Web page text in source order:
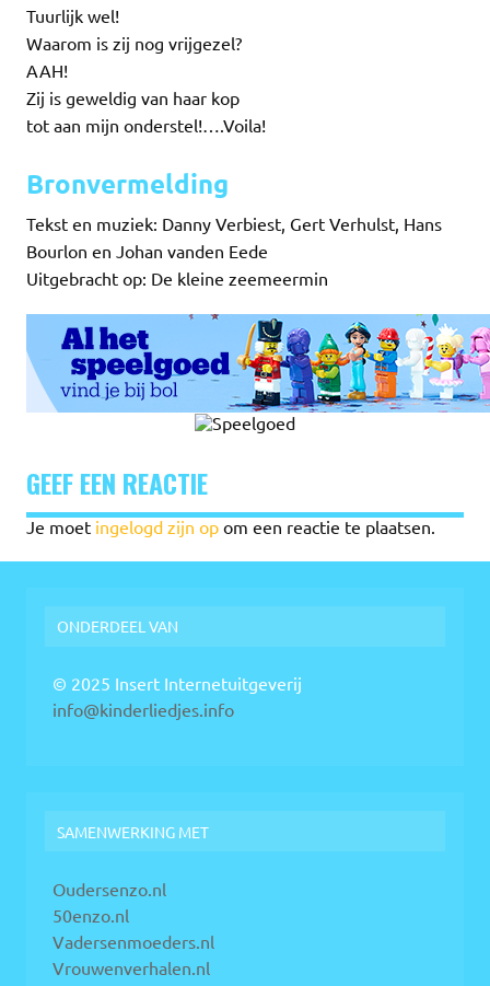
Tuurlijk wel!
Waarom is zij nog vrijgezel?
AAH!
Zij is geweldig van haar kop
tot aan mijn onderstel!….Voila!
Bronvermelding
Tekst en muziek: Danny Verbiest, Gert Verhulst, Hans
Bourlon en Johan vanden Eede
Uitgebracht op: De kleine zeemeermin
GEEF EEN REACTIE
Je moet ingelogd zijn op om een reactie te plaatsen.
ONDERDEEL VAN
© 2025 Insert Internetuitgeverij
info@kinderliedjes.info
SAMENWERKING MET
Oudersenzo.nl
50enzo.nl
Vadersenmoeders.nl
Vrouwenverhalen.nl